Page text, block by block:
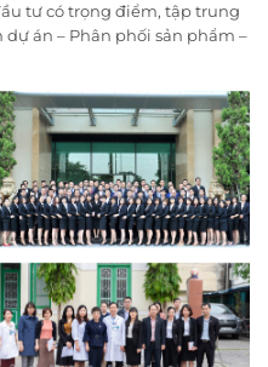
tư có trọng điểm, tập trung
án – Phân phối sản phẩm –